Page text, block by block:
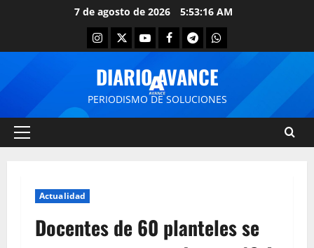
7 de agosto de 2026 5:53:16 AM
DIARIO AVANCE
PERIODISMO DE SOLUCIONES
Actualidad
Docentes de 60 planteles se